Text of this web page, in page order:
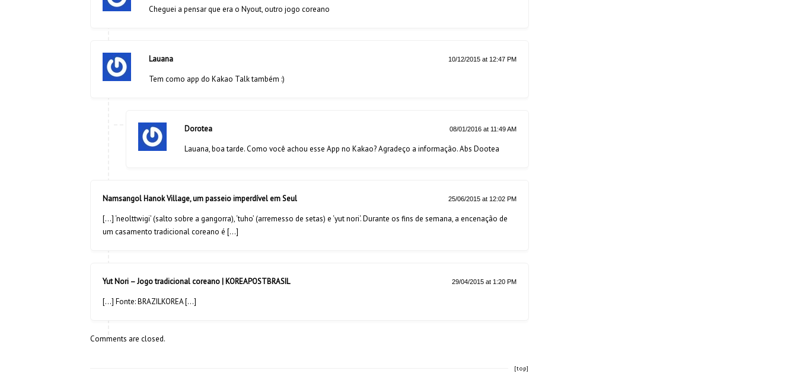
Cheguei a pensar que era o Nyout, outro jogo coreano
Lauana 10/12/2015 at 12:47 PM
Tem como app do Kakao Talk também :)
Dorotea 08/01/2016 at 11:49 AM
Lauana, boa tarde. Como você achou esse App no Kakao? Agradeço a informação. Abs Dootea
Namsangol Hanok Village, um passeio imperdível em Seul 25/06/2015 at 12:02 PM
[…] ‘neolttwigi’ (salto sobre a gangorra), ‘tuho’ (arremesso de setas) e ‘yut nori‘. Durante os fins de semana, a encenação de
um casamento tradicional coreano é […]
Yut Nori – Jogo tradicional coreano | KOREAPOSTBRASIL 29/04/2015 at 1:20 PM
[…] Fonte: BRAZILKOREA […]
Comments are closed.
[top]